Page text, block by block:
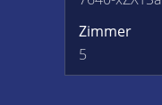
Zimmer
5